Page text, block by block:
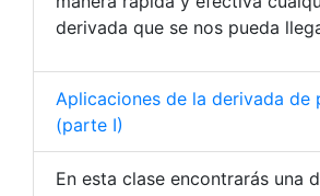
derivada que se nos pueda
Aplicaciones de la derivada de
(parte I)
En esta clase encontrarás una